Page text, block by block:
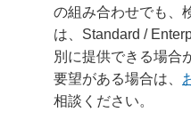
の組み合わせでも、
は、Standard /
別に提供できる場合
要望がある場合は、
相談ください。